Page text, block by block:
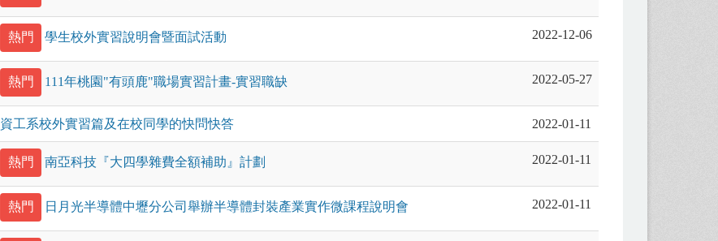
熱門 學生校外實習說明會暨面試活動 2022-12-06
熱門 111年桃園"有頭鹿"職場實習計畫-實習職缺 2022-05-27
資工系校外實習篇及在校同學的快問快答 2022-01-11
熱門 南亞科技『大四學雜費全額補助』計劃 2022-01-11
熱門 日月光半導體中壢分公司舉辦半導體封裝產業實作微課程說明會 2022-01-11